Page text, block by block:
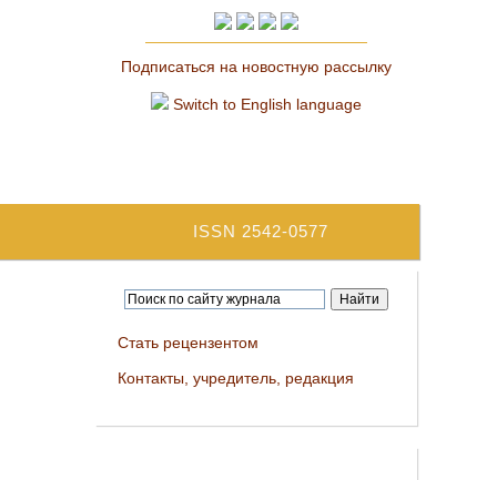
Подписаться на новостную рассылку
Switch to English language
ISSN 2542-0577
Стать рецензентом
Контакты, учредитель, редакция